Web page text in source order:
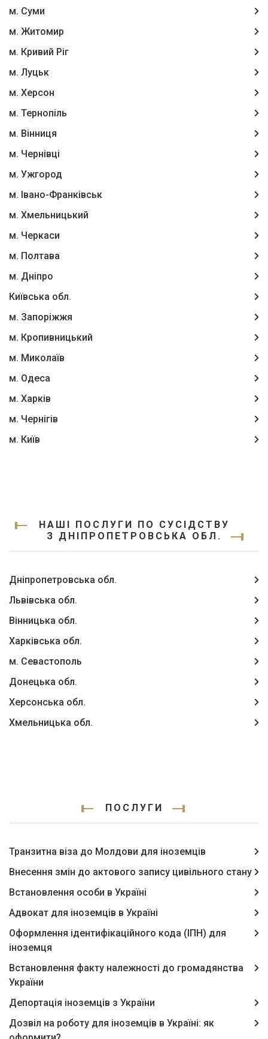
м. Суми
м. Житомир
м. Кривий Ріг
м. Луцьк
м. Херсон
м. Тернопіль
м. Вінниця
м. Чернівці
м. Ужгород
м. Івано-Франківськ
м. Хмельницький
м. Черкаси
м. Полтава
м. Дніпро
Київська обл.
м. Запоріжжя
м. Кропивницький
м. Миколаїв
м. Одеса
м. Харків
м. Чернігів
м. Київ
НАШІ ПОСЛУГИ ПО СУСІДСТВУ
З ДНІПРОПЕТРОВСЬКА ОБЛ.
Дніпропетровська обл.
Львівська обл.
Вінницька обл.
Харківська обл.
м. Севастополь
Донецька обл.
Херсонська обл.
Хмельницька обл.
ПОСЛУГИ
Транзитна віза до Молдови для іноземців
Внесення змін до актового запису цивільного стану
Встановлення особи в Україні
Адвокат для іноземців в Україні
Оформлення ідентифікаційного кода (ІПН) для
іноземця
Встановлення факту належності до громадянства
України
Депортація іноземців з України
Дозвіл на роботу для іноземців в Україні: як